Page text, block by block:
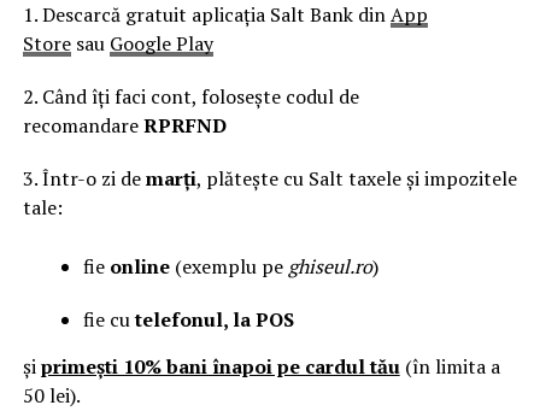
1. Descarcă gratuit aplicația Salt Bank dinApp
Storesau Google Play
2. Când îți faci cont, folosește codul de
recomandareRPRFND
3. Într-o zi demarți, plătește cu Salt taxele și impozitele
tale:
fie online(exemplu pe ghiseul.ro)
fie cutelefonul, la POS
șiprimești 10% bani înapoi pe cardul tău(în limita a
50 lei).